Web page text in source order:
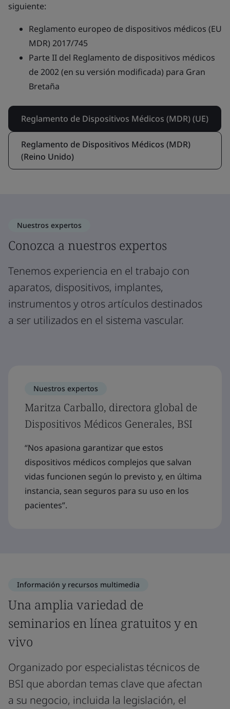
siguiente:
Reglamento europeo de dispositivos médicos (EU
MDR) 2017/745
Parte II del Reglamento de dispositivos médicos
de 2002 (en su versión modificada) para Gran
Bretaña
Reglamento de Dispositivos Médicos (MDR) (UE)
Reglamento de Dispositivos Médicos (MDR)
(Reino Unido)
Nuestros expertos
Conozca a nuestros expertos
Tenemos experiencia en el trabajo con
aparatos, dispositivos, implantes,
instrumentos y otros artículos destinados
a ser utilizados en el sistema vascular.
Nuestros expertos
Maritza Carballo, directora global de
Dispositivos Médicos Generales, BSI
“Nos apasiona garantizar que estos
dispositivos médicos complejos que salvan
vidas funcionen según lo previsto y, en última
instancia, sean seguros para su uso en los
pacientes”.
Información y recursos multimedia
Una amplia variedad de
seminarios en línea gratuitos y en
vivo
Organizado por especialistas técnicos de
BSI que abordan temas clave que afectan
a su negocio, incluida la legislación, el